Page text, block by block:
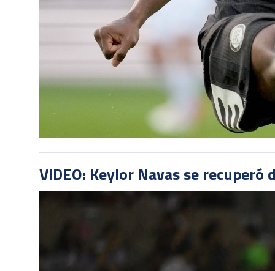
VIDEO: Keylor Navas se